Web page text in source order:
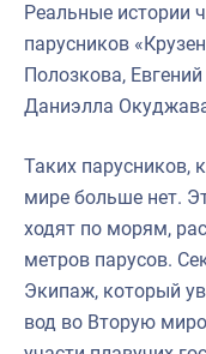
Реальные истории
парусников
Полозкова,
Даниэлла
Таких парусников,
мире больше нет.
ходят по морям,
метров парусов.
Экипаж, который
вод во Вторую